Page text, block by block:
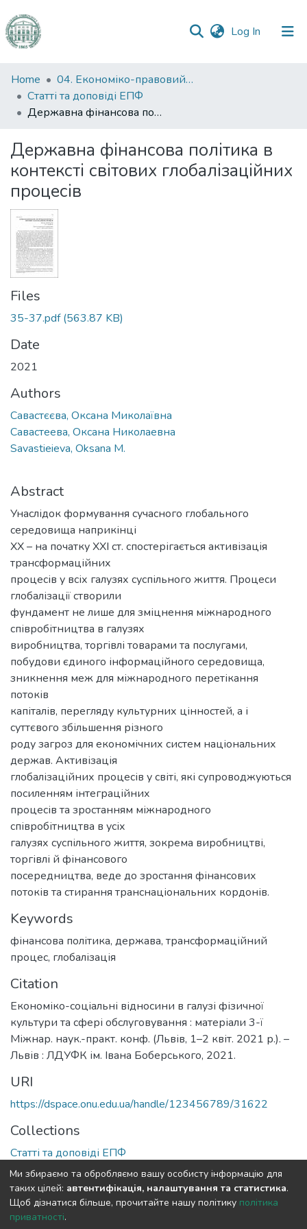
Log In (current)
Communities
&
Collections
Statistics
Home
04. Економіко-правовий факультет
Статті та доповіді ЕПФ
Державна фінансова політика в контексті світових глобалізаційних процесів
Державна фінансова політика в
контексті світових глобалізаційних
процесів
Files
35-37.pdf(563.87 KB)
Date
2021
Authors
Савастєєва, Оксана Миколаївна
Савастеева, Оксана Николаевна
Savastieieva, Oksana M.
Abstract
Унаслідок формування сучасного глобального
середовища наприкінці
XX – на початку ХХІ ст. спостерігається активізація
трансформаційних
процесів у всіх галузях суспільного життя. Процеси
глобалізації створили
фундамент не лише для зміцнення міжнародного
співробітництва в галузях
виробництва, торгівлі товарами та послугами,
побудови єдиного інформаційного середовища,
зникнення меж для міжнародного перетікання
потоків
капіталів, перегляду культурних цінностей, а і
суттєвого збільшення різного
роду загроз для економічних систем національних
держав. Активізація
глобалізаційних процесів у світі, які супроводжуються
посиленням інтеграційних
процесів та зростанням міжнародного
співробітництва в усіх
галузях суспільного життя, зокрема виробництві,
торгівлі й фінансового
посередництва, веде до зростання фінансових
потоків та стирання транснаціональних кордонів.
Keywords
фінансова політика, держава, трансформаційний
процес, глобалізація
Citation
Економіко-соціальні відносини в галузі фізичної
культури та сфері обслуговування : матеріали 3-ї
Міжнар. наук.-практ. конф. (Львів, 1–2 квіт. 2021 р.). –
Львів : ЛДУФК ім. Івана Боберського, 2021.
URI
https://dspace.onu.edu.ua/handle/123456789/31622
Collections
Статті та доповіді ЕПФ
Full item page
Ми збираємо та обробляємо вашу особисту інформацію для
таких цілей: автентифікація, налаштування та статистика.
Щоб дізнатися більше, прочитайте нашу політику політика
приватності.